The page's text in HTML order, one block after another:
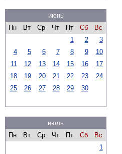
июнь
Пн
Вт Ср Чт Пт Сб
Вс
1
2
3
4
5 6 7 8 9
10
11
12 13 14 15 16
17
18
19 20 21 22 23
24
25
26 27 28 29 30
июль
Пн
Вт Ср Чт Пт Сб
Вс
1